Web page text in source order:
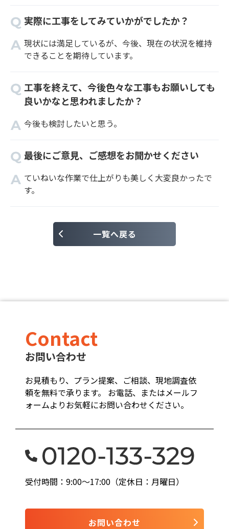
実際に工事をしてみていかがでしたか？
現状には満足しているが、今後、現在の状況を維持
できることを期待しています。
工事を終えて、今後色々な工事もお願いしても
良いかなと思われましたか？
今後も検討したいと思う。
最後にご意見、ご感想をお聞かせください
ていねいな作業で仕上がりも美しく大変良かったで
す。
一覧へ戻る
Contact
お問い合わせ
お見積もり、プラン提案、ご相談、現地調査依
頼を無料で承ります。 お電話、またはメールフ
ォームよりお気軽にお問い合わせください。
受付時間：9:00〜17:00（定休日：月曜日）
お問い合わせ